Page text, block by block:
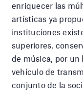
enriquecer las
artísticas ya
instituciones
superiores,
de música, por un
vehículo de
conjunto de la